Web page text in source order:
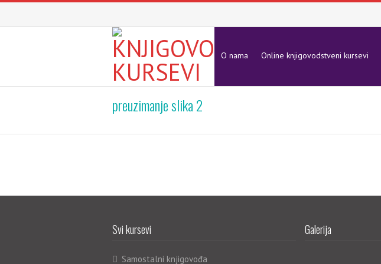
O nama Online knjigovodstveni kursevi
preuzimanje slika 2
Svi kursevi
Samostalni knjigovođa
Galerija